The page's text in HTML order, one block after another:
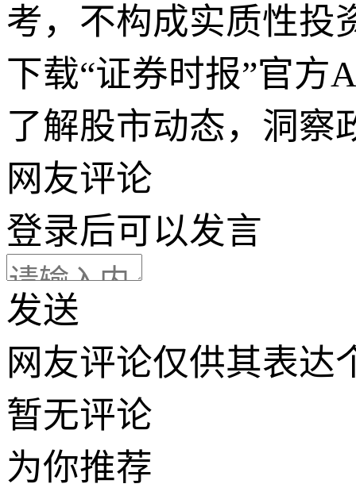
考，不构成实质性投
下载“证券时报”官方
了解股市动态，洞察
网友评论
登录后可以发言
发送
网友评论仅供其表达
暂无评论
为你推荐